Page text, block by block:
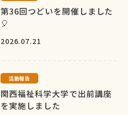
第36回つどいを開催しました
🎈
2026.07.21
活動報告
関西福祉科学大学で出前講座
を実施しました